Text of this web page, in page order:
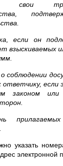
свои
если он
взыскиваемых
соблюдении
ответчику, если
законом или
указать
электронной